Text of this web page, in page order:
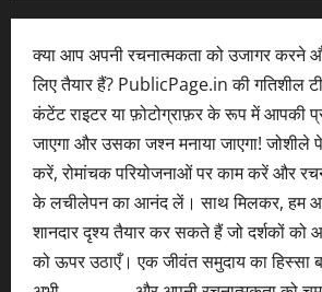
क्या आप अपनी रचनात्मकता को उजागर करने
लिए तैयार हैं? PublicPage.in की गतिशील
कंटेंट राइटर या फ़ोटोग्राफ़र के रूप में आपकी
जाएगा और उसका जश्न मनाया जाएगा! जोशीले
करें, रोमांचक परियोजनाओं पर काम करें और
के लचीलेपन का आनंद लें। साथ मिलकर, हम
शानदार दृश्य तैयार कर सकते हैं जो दर्शकों को
को ऊपर उठाएँ। एक जीवंत समुदाय का हिस्सा